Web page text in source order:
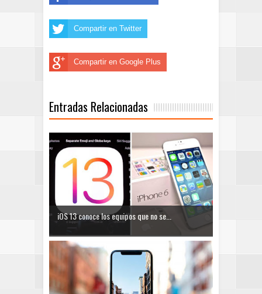
Compartir en Twitter
Compartir en Google Plus
Entradas Relacionadas
iOS 13 conoce los equipos que no se...